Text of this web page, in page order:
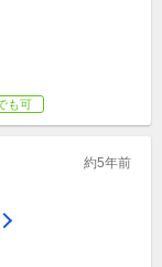
も可
約5年前